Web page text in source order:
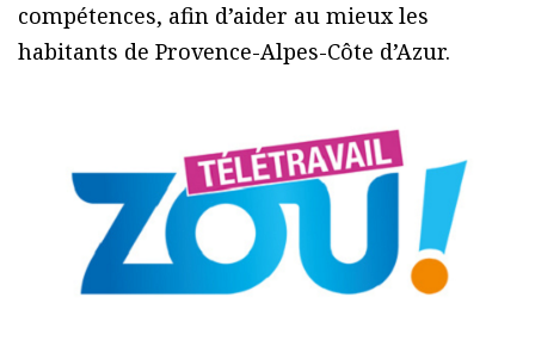
compétences, afin d’aider au mieux les
habitants de Provence-Alpes-Côte d’Azur.